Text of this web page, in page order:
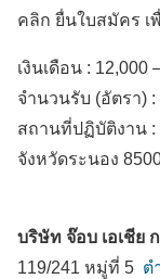
คลิก ยื่นใบสมัคร เ
เงินเดือน : 12,000
จำนวนรับ (อัตรา) :
สถานที่ปฏิบัติงาน :
จังหวัดระนอง
บริษัท จ๊อบ เอเชีย
119/241 หมู่ที่ 5 ต